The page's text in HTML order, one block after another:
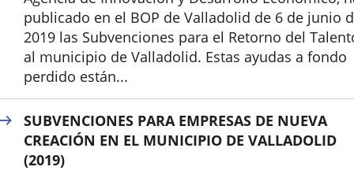
publicado en el BOP de Valladolid de 6 de junio
2019 las Subvenciones para el Retorno del
al municipio de Valladolid. Estas ayudas a fondo
perdido están...
SUBVENCIONES PARA EMPRESAS DE NUEVA
CREACIÓN EN EL MUNICIPIO DE VALLADOLID
(2019)